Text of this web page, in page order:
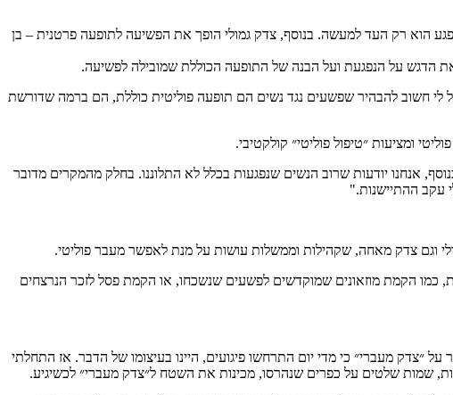
הוא רק העד למעשה. בנוסף, צדק גמולי הופך את הפשיעה לתופעה פרטנית – בן
הדגש על הנפגעת ועל הבנה של התופעה הכוללת שמובילה לפשיעה.
חשוב להבהיר שפשעים נגד נשים הם תופעה פוליטית כוללת, הם ברמה שדורשת
ומציעות ״טיפול פוליטי״ קולקטיבי.
אנחנו יודעות שרוב הנשים שנפגעות בכלל לא התלוננו. בחלק מהמקרים מדובר
עקב ההתיישנות."
וגם צדק מאחה, שקהילות וממשלות עושות על מנת לאפשר מעבר פוליטי.
כמו הקמת מוזאונים שמוקדשים לפשעים שנשכחו, או הקמת פסל לזכר הנרצחים
מעברי״ כי מדי יום התרחשו פיגועים, היינו בעיצומו של הדבר. אז התחלתי
שמות שלטים על כפרים שנהרסו, מכינות את השטח ל״צדק מעברי״ לכשיגיע.